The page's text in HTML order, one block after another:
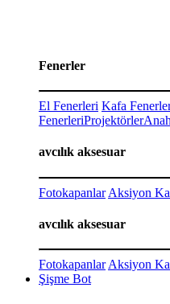
Fenerler
El Fenerleri Kafa
FenerleriProjektörler
avcılık aksesuar
Fotokapanlar Aksiyon
avcılık aksesuar
Fotokapanlar Aksiyon
Şişme Bot